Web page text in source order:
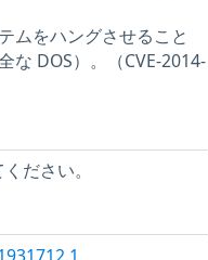
ムをハングさせること
な DOS）。（CVE-2014-
ださい。